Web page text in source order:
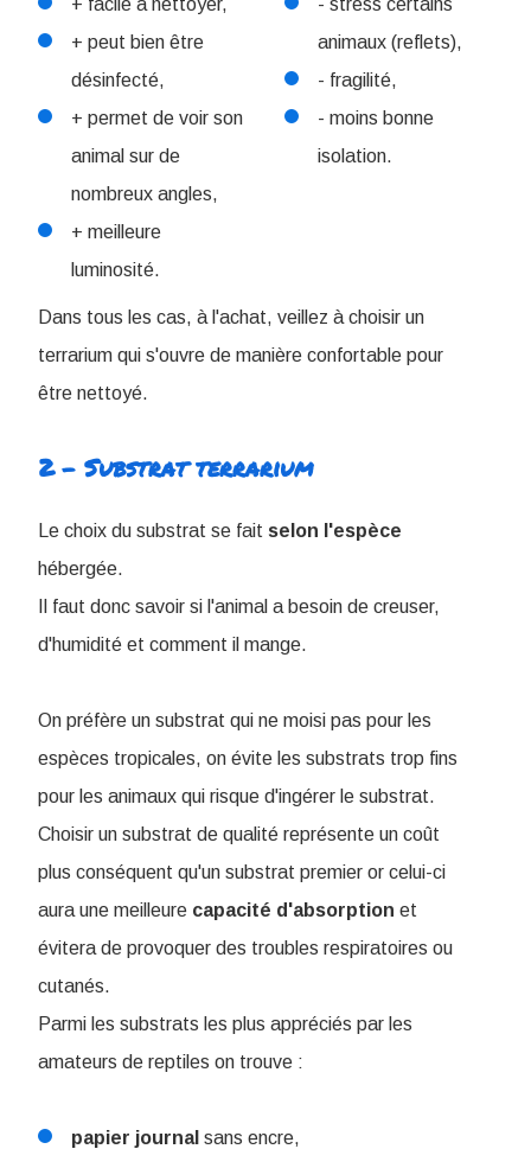
+ peut bien être
désinfecté,
+ permet de voir son
animal sur de
nombreux angles,
+ meilleure
luminosité.
animaux (reflets),
- fragilité,
- moins bonne
isolation.
Dans tous les cas, à l'achat, veillez à choisir un
terrarium qui s'ouvre de manière confortable pour
être nettoyé.
2 - Substrat terrarium
Le choix du substrat se fait selon l'espèce
hébergée.
Il faut donc savoir si l'animal a besoin de creuser,
d'humidité et comment il mange.
On préfère un substrat qui ne moisi pas pour les
espèces tropicales, on évite les substrats trop fins
pour les animaux qui risque d'ingérer le substrat.
Choisir un substrat de qualité représente un coût
plus conséquent qu'un substrat premier or celui-ci
aura une meilleure capacité d'absorption et
évitera de provoquer des troubles respiratoires ou
cutanés.
Parmi les substrats les plus appréciés par les
amateurs de reptiles on trouve :
papier journal sans encre,